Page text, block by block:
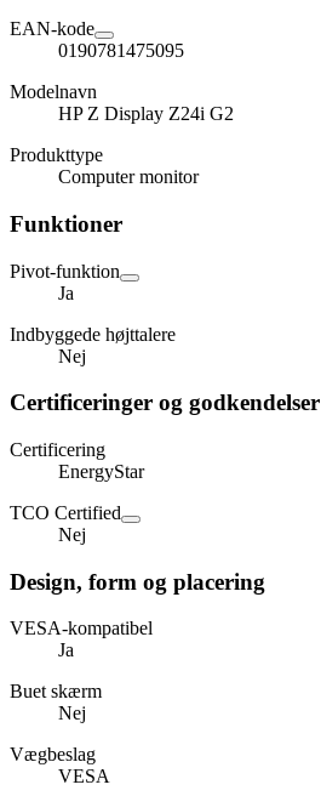
EAN-kode
0190781475095
Modelnavn
HP Z Display Z24i G2
Produkttype
Computer monitor
Funktioner
Pivot-funktion
Ja
Indbyggede højttalere
Nej
Certificeringer og godkendelser
Certificering
EnergyStar
TCO Certified
Nej
Design, form og placering
VESA-kompatibel
Ja
Buet skærm
Nej
Vægbeslag
VESA